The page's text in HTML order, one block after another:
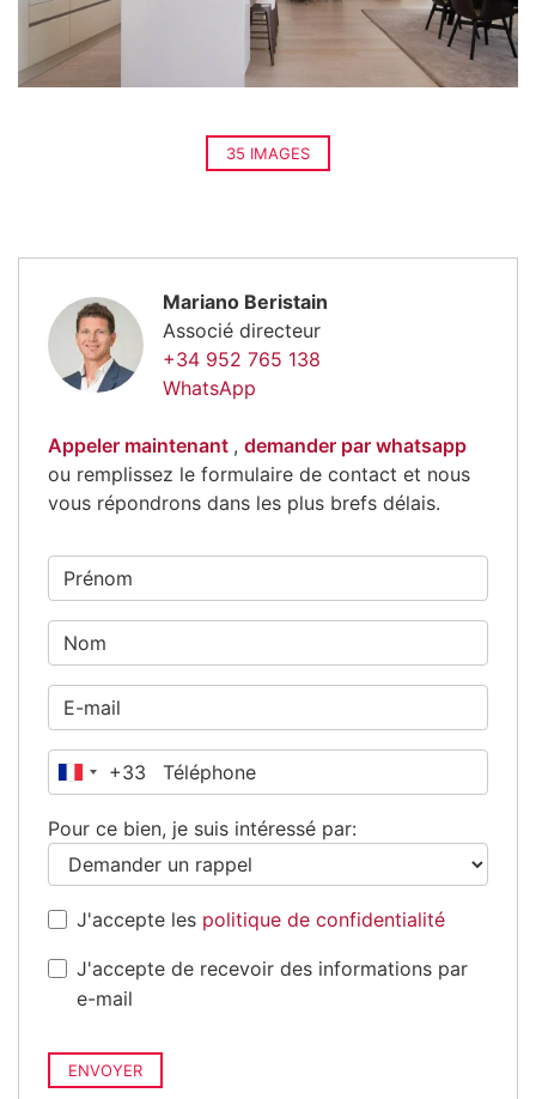
35 IMAGES
Mariano Beristain
Associé directeur
+34 952 765 138
WhatsApp
Appeler maintenant , demander par whatsapp
ou remplissez le formulaire de contact et nous
vous répondrons dans les plus brefs délais.
France
+33
Pour ce bien, je suis intéressé par:
J'accepte les politique de confidentialité
J'accepte de recevoir des informations par
e-mail
ENVOYER